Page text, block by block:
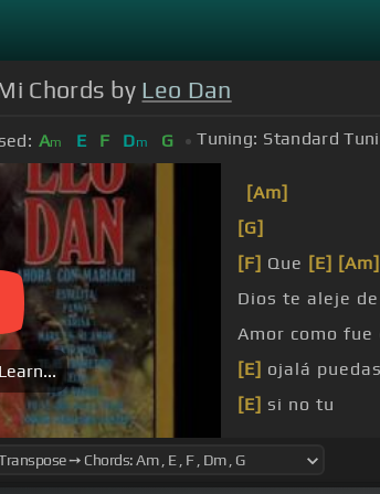
Chords by Leo Dan
Am E F Dm G Tuning: Standard
[Am]
[G]
[F] Que [E] [Am]
Dios te aleje
Amor como fue
[E] ojalá puedas
[E] si no tu